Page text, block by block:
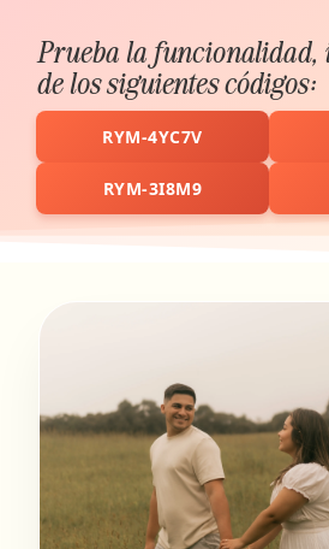
Prueba la funcionalidad,
de los siguientes códigos:
RYM-4YC7V
RYM-3I8M9